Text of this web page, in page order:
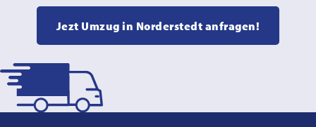
Jezt Umzug in Norderstedt anfragen!